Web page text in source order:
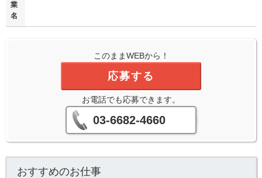
業
名
このままWEBから！
応募する
お電話でも応募できます。
03-6682-4660
おすすめのお仕事